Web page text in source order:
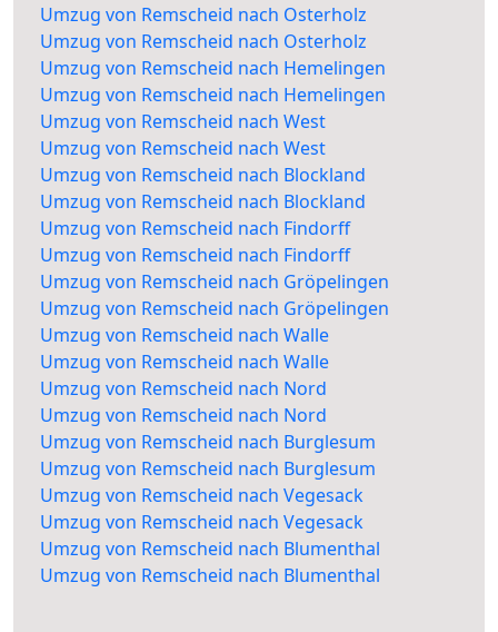
Umzug von Remscheid nach Osterholz
Umzug von Remscheid nach Osterholz
Umzug von Remscheid nach Hemelingen
Umzug von Remscheid nach Hemelingen
Umzug von Remscheid nach West
Umzug von Remscheid nach West
Umzug von Remscheid nach Blockland
Umzug von Remscheid nach Blockland
Umzug von Remscheid nach Findorff
Umzug von Remscheid nach Findorff
Umzug von Remscheid nach Gröpelingen
Umzug von Remscheid nach Gröpelingen
Umzug von Remscheid nach Walle
Umzug von Remscheid nach Walle
Umzug von Remscheid nach Nord
Umzug von Remscheid nach Nord
Umzug von Remscheid nach Burglesum
Umzug von Remscheid nach Burglesum
Umzug von Remscheid nach Vegesack
Umzug von Remscheid nach Vegesack
Umzug von Remscheid nach Blumenthal
Umzug von Remscheid nach Blumenthal